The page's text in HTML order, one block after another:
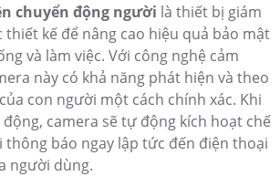
chuyển động người là thiết bị giám
thiết kế để nâng cao hiệu quả bảo mật
và làm việc. Với công nghệ cảm
này có khả năng phát hiện và theo
con người một cách chính xác. Khi
camera sẽ tự động kích hoạt chế
thông báo ngay lập tức đến điện thoại
người dùng.